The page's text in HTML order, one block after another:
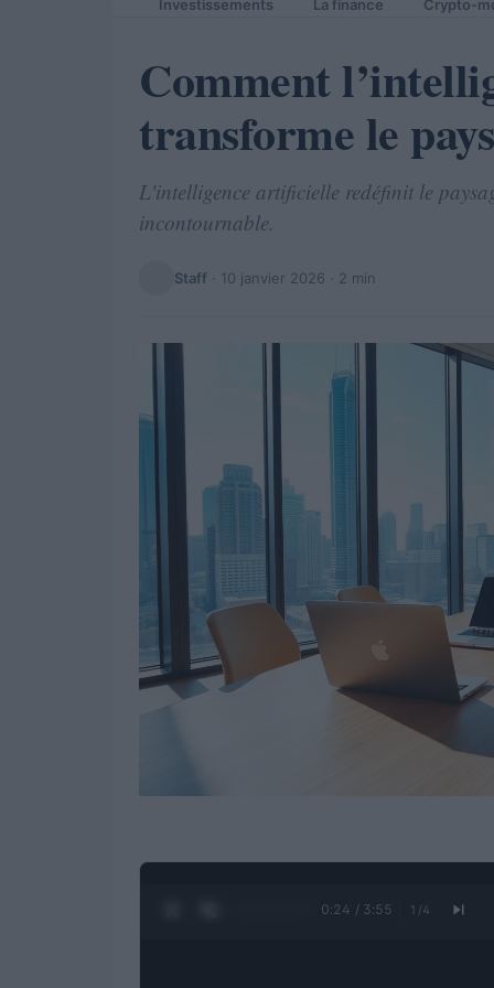
Investissements La finance Crypto-
Comment
transforme le
L'intelligence artificielle redéfinit le
incontournable.
Staff · 10 janvier 2026 · 2 min
0:25 / 3:55 1 /4